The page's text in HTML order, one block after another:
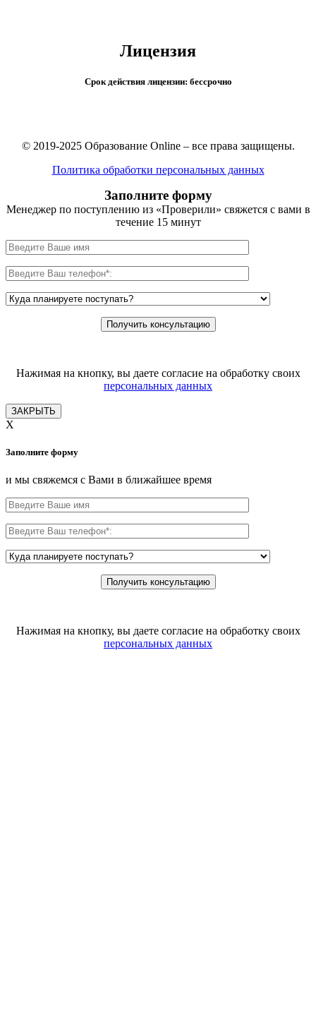
Лицензия
Срок действия лицензии: бессрочно
© 2019-2025 Образование Online – все права защищены.
Политика обработки персональных данных
Заполните форму
Менеджер по поступлению из «Проверили» свяжется с вами в
течение 15 минут
Нажимая на кнопку, вы даете согласие на обработку своих
персональных данных
ЗАКРЫТЬ
X
Заполните форму
и мы свяжемся с Вами в ближайшее время
Нажимая на кнопку, вы даете согласие на обработку своих
персональных данных